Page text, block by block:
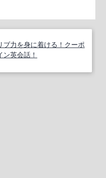
力を身に着ける！クーポ
英会話！